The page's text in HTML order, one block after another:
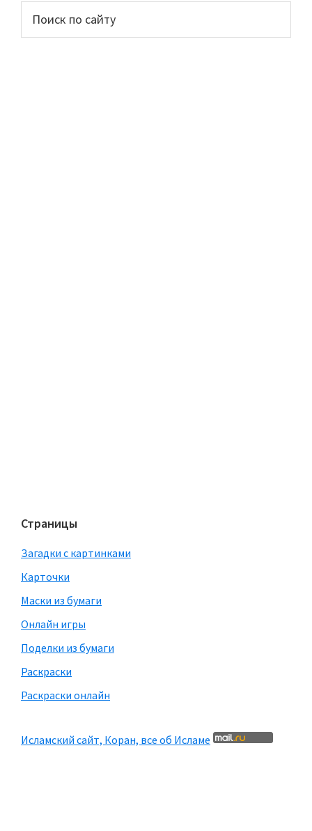
Основной
сайдбар
Страницы
Загадки с картинками
Карточки
Маски из бумаги
Онлайн игры
Поделки из бумаги
Раскраски
Раскраски онлайн
Исламский сайт, Коран, все об Исламе